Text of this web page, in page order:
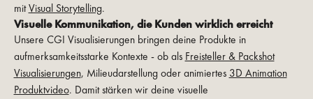
mitVisual Storytelling.
Visuelle Kommunikation, die Kunden wirklich erreicht
Unsere CGI Visualisierungen bringen deine Produkte in
aufmerksamkeitsstarke Kontexte - ob als Freisteller & Packshot
Visualisierungen, Milieudarstellung oder animiertes 3D Animation
Produktvideo. Damit stärken wir deine visuelle